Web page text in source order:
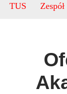
TUS Zespół